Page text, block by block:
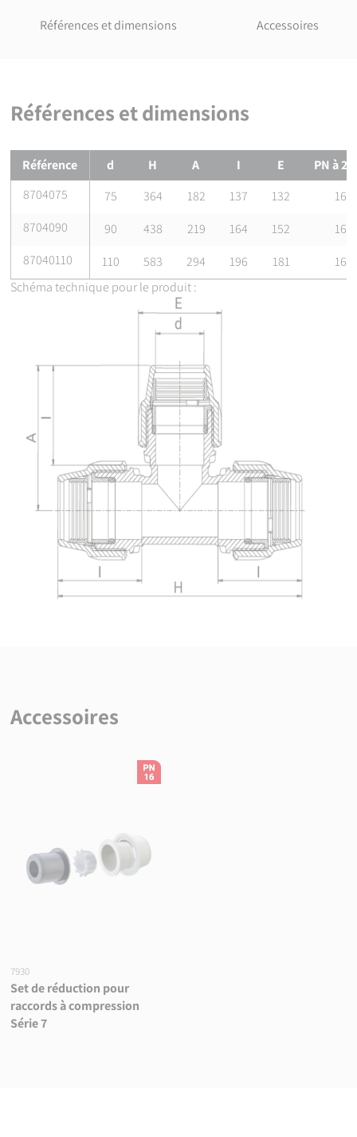
Corps : Polypropylène, copolymère haute qualité. Ecrous :
ISO 17885: 2021 - Systèmes de canalisations en plastiques —
Raccords mécaniques pour les canalisations sous pression —
Certification
Attestation de Conformité Sanitaire (ACS)
Références et dimensions Accessoires
Références et dimensions
Références et dimensions de Té égal à 90° millenium à
Référence d H A I E
PN à
8704075
75 364 182 137 132
16
8704090
90 438 219 164 152
16
87040110
110 583 294 196 181
16
Schéma technique pour le produit :
Accessoires
7930
Set de réduction pour
raccords à compression
Série 7